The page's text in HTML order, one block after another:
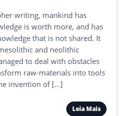
writing, mankind has
is worth more, and has
that is not shared. It
and neolithic
to deal with obstacles
raw-materials into tools
invention of […]
Leia Mais